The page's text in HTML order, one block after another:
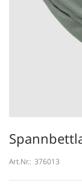
Art.Nr.: 376013